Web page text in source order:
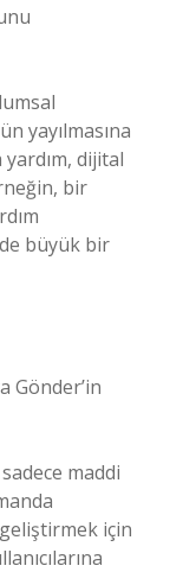
yayılmasına
yardım, dijital
bir
büyük bir
Gönder’in
maddi
için